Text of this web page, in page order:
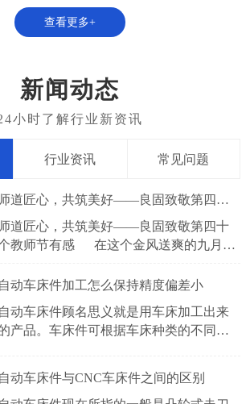
查看更多+
新闻动态
行业资讯 常见问题
师道匠心，共筑美好——良固致敬第四十个教师节有感
道匠心，共筑美好——良固致敬第四十
教师节有感 在这个金风送爽的九月，
——教师节。教师，如璀璨星辰照亮学子
书写着育人的壮丽篇章。而在另一片天地
，良固厂家的工人们也在默默坚守，用
​自动车床件加工怎么保持精度偏差小
自动车床件顾名思义就是用车床加工出来
产品。车床件可根据车床种类的不同，
材料有铜，铁，铝，不锈钢等。比较常见
自动车床件与CNC车床件之间的区别